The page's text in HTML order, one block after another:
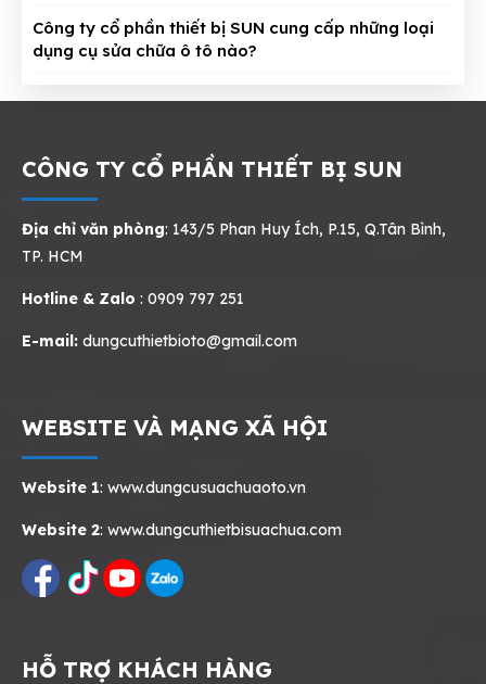
Công ty cổ phần thiết bị SUN cung cấp những loại
dụng cụ sửa chữa ô tô nào?
CÔNG TY CỔ PHẦN THIẾT BỊ SUN
Địa chỉ văn phòng: 143/5 Phan Huy Ích, P.15, Q.Tân Bình,
TP. HCM
Hotline & Zalo : 0909 797 251
E-mail: dungcuthietbioto@gmail.com
WEBSITE VÀ MẠNG XÃ HỘI
Website 1: www.dungcusuachuaoto.vn
Website 2: www.dungcuthietbisuachua.com
HỖ TRỢ KHÁCH HÀNG